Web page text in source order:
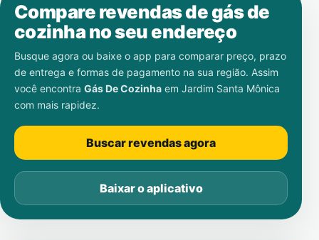
Compare revendas de gás de
cozinha no seu endereço
Busque agora ou baixe o app para comparar preço, prazo
de entrega e formas de pagamento na sua região. Assim
você encontra Gás De Cozinha em Jardim Santa Mônica
com mais rapidez.
Buscar revendas agora
Baixar o aplicativo